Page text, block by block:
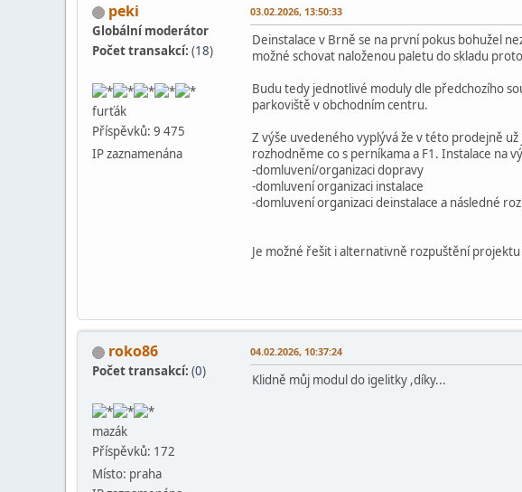
peki
Globální moderátor
Počet transakcí: (18)
furťák
Příspěvků: 9 475
IP zaznamenána
03.02.2026, 13:50:33
Deinstalace v Brně se na první pokus bohužel
možné schovat naloženou paletu do skladu
Budu tedy jednotlivé moduly dle předchozího
parkoviště v obchodním centru.
Z výše uvedeného vyplývá že v této prodejně
rozhodněme co s perníkama a F1. Instalace na
-domluvení/organizaci dopravy
-domluvení organizaci instalace
-domluvení organizaci deinstalace a následné
Je možné řešit i alternativně rozpuštění
roko86
Počet transakcí: (0)
mazák
Příspěvků: 172
Místo: praha
04.02.2026, 10:37:24
Klidně můj modul do igelitky ,díky...